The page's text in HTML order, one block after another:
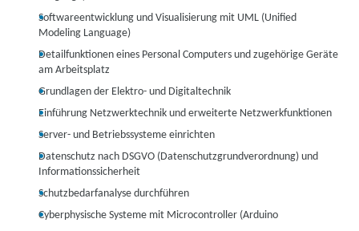
Softwareentwicklung und Visualisierung mit UML (Unified
Modeling Language)
Detailfunktionen eines Personal Computers und zugehörige Geräte
am Arbeitsplatz
Grundlagen der Elektro- und Digitaltechnik
Einführung Netzwerktechnik und erweiterte Netzwerkfunktionen
Server- und Betriebssysteme einrichten
Datenschutz nach DSGVO (Datenschutzgrundverordnung) und
Informationssicherheit
Schutzbedarfanalyse durchführen
Cyberphysische Systeme mit Microcontroller (Arduino